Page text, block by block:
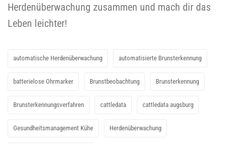
Herdenüberwachung zusammen und mach dir das
Leben leichter!
automatische Herdenüberwachung automatisierte Brunsterkennung
batterielose Ohrmarker Brunstbeobachtung Brunsterkennung
Brunsterkennungsverfahren cattledata cattledata augsburg
Gesundheitsmanagement Kühe Herdenüberwachung